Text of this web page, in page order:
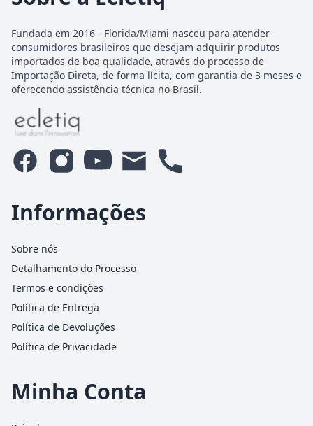
Fundada em 2016 - Florida/Miami nasceu para atender
consumidores brasileiros que desejam adquirir produtos
importados de boa qualidade, através do processo de
Importação Direta, de forma lícita, com garantia de 3 meses e
oferecendo assistência técnica no Brasil.
Informações
Sobre nós
Detalhamento do Processo
Termos e condições
Política de Entrega
Política de Devoluções
Política de Privacidade
Minha Conta